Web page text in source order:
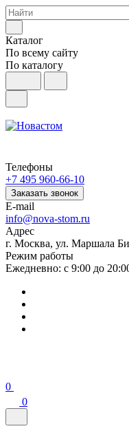
Каталог
По всему сайту
По каталогу
Телефоны
+7 495 960-66-10
Заказать звонок
E-mail
info@nova-stom.ru
Адрес
г. Москва, ул. Маршала
Режим работы
Ежедневно: с 9:00 до
0
0